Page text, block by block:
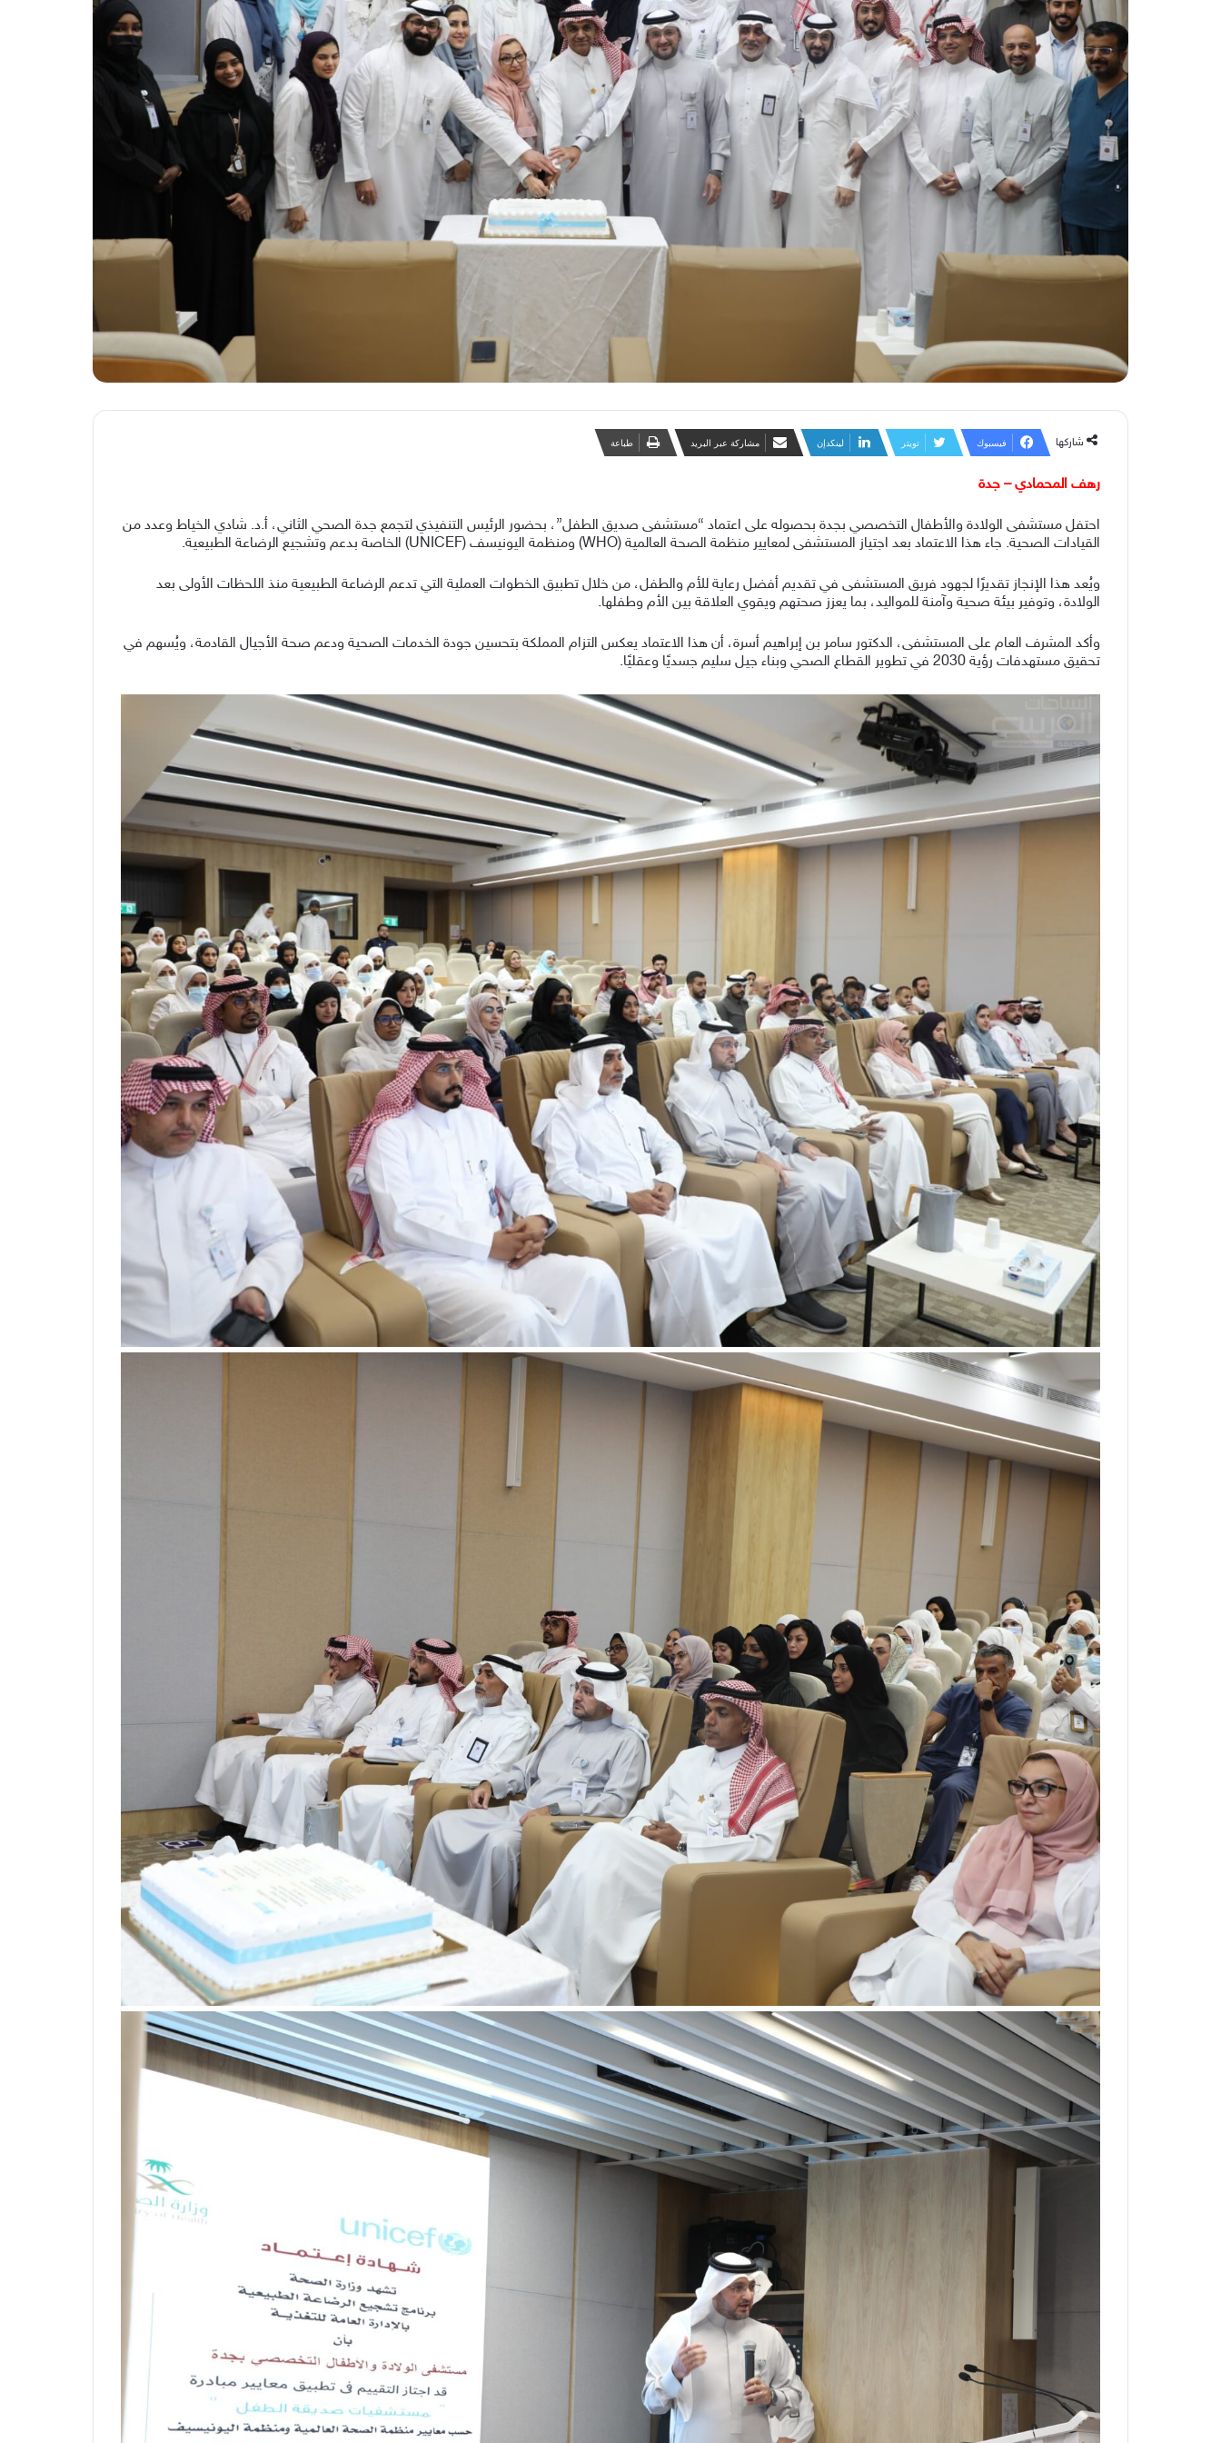
شاركها فيسبوك تويتر لينكدإن مشاركة عبر البريد طباعة
رهف المحمادي – جدة
احتفل مستشفى الولادة والأطفال التخصصي بجدة بحصوله على اعتماد “مستشفى صديق الطفل”، بحضور الرئيس التنفيذي لتجمع جدة الصحي الثاني، أ.د. شادي الخياط وعدد من
القيادات الصحية. جاء هذا الاعتماد بعد اجتياز المستشفى لمعايير منظمة الصحة العالمية (WHO) ومنظمة اليونيسف (UNICEF) الخاصة بدعم وتشجيع الرضاعة الطبيعية.
ويُعد هذا الإنجاز تقديرًا لجهود فريق المستشفى في تقديم أفضل رعاية للأم والطفل، من خلال تطبيق الخطوات العملية التي تدعم الرضاعة الطبيعية منذ اللحظات الأولى بعد
الولادة، وتوفير بيئة صحية وآمنة للمواليد، بما يعزز صحتهم ويقوي العلاقة بين الأم وطفلها.
وأكد المشرف العام على المستشفى، الدكتور سامر بن إبراهيم أسرة، أن هذا الاعتماد يعكس التزام المملكة بتحسين جودة الخدمات الصحية ودعم صحة الأجيال القادمة، ويُسهم في
تحقيق مستهدفات رؤية 2030 في تطوير القطاع الصحي وبناء جيل سليم جسديًا وعقليًا.